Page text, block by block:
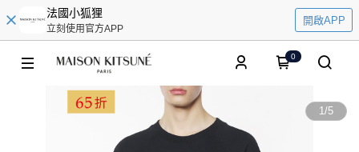
法國小狐狸
立刻使用官方APP
開啟APP
0
1/5